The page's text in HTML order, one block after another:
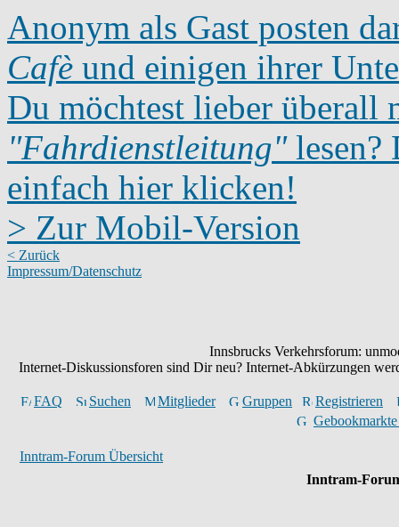
Anonym als Gast posten
Cafè und einigen ihrer
Du möchtest lieber überall
"Fahrdienstleitung"lesen?
einfach hier klicken!
> Zur Mobil-Version
< Zurück
Impressum/Datenschutz
Innsbrucks Verkehrsforum:
Internet-Diskussionsforen sind Dir neu? Internet-Abkürzungen
FAQ Suchen Mitglieder Gruppen
Registrieren
Inntram-Forum Übersicht
Inntram-